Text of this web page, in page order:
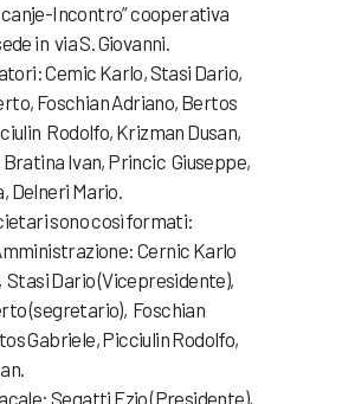
Incontro” cooperativa
in via S. Giovanni.
Cemic Karlo, Stasi Dario,
Foschian Adriano, Bertos
Rodolfo, Krizman Dusan,
Ivan, Princic Giuseppe,
Delneri Mario.
sono così formati:
Cernic Karlo
Stasi Dario (Vicepresidente),
(segretario), Foschian
Gabriele, Picciulin Rodolfo,
Segatti Ezio (Presidente),